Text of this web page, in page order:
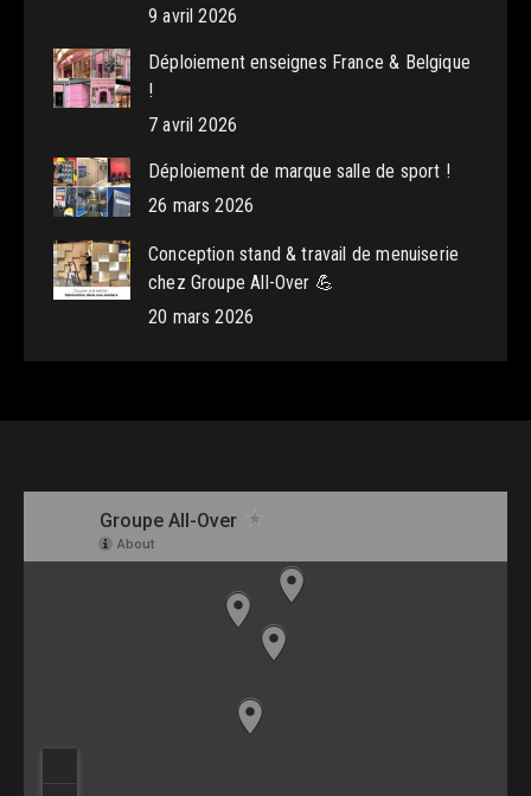
9 avril 2026
Déploiement enseignes France & Belgique
!
7 avril 2026
Déploiement de marque salle de sport !
26 mars 2026
Conception stand & travail de menuiserie
chez Groupe All-Over 💪
20 mars 2026